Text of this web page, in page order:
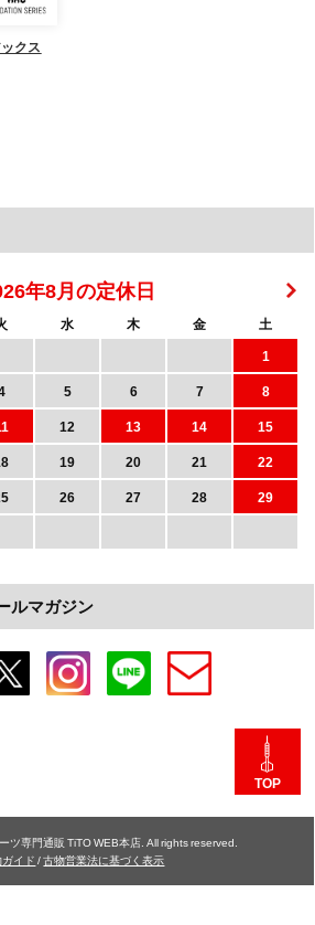
クス
ルマガジン
年8月の定休日
水 木 金
土
1
5 6 7
8
12 13 14
15
19 20 21
22
26 27 28
29
TOP
ツ専門通販 TiTO WEB本店. All rights reserved.
イド/古物営業法に基づく表示